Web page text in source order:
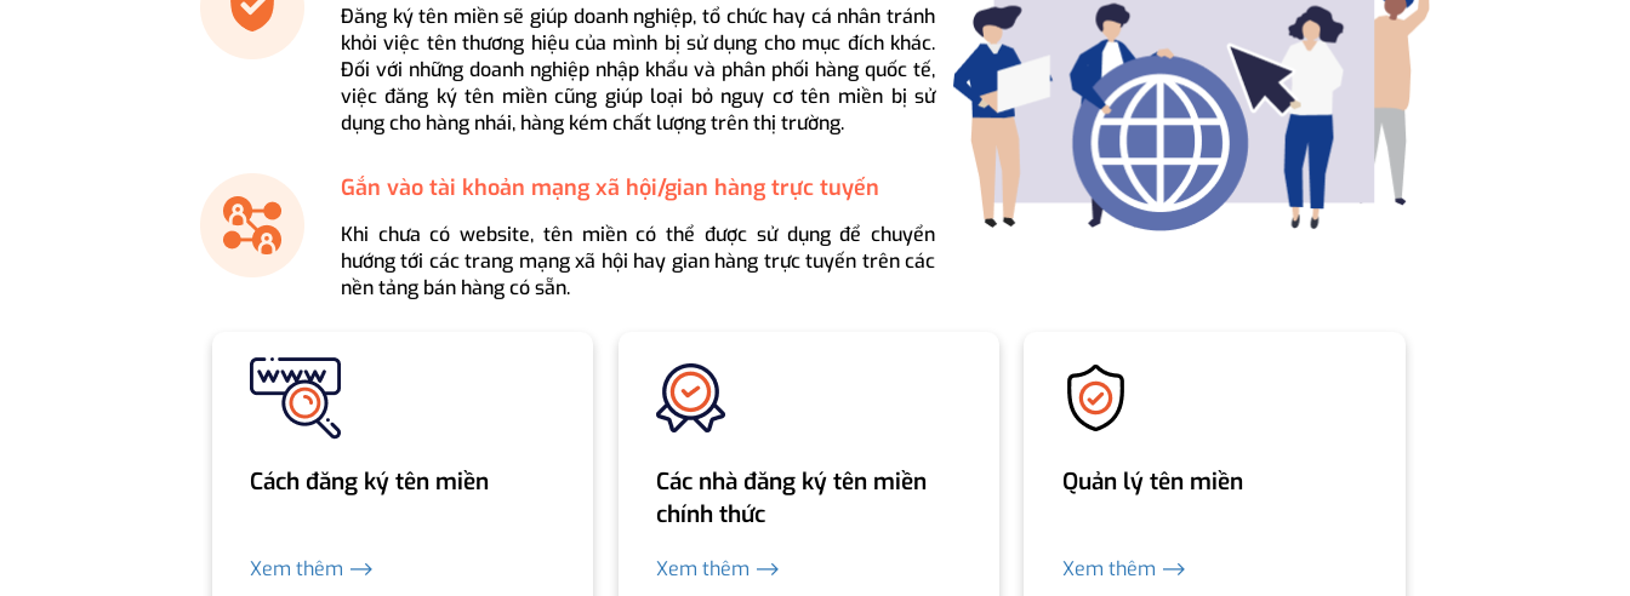
Đăng ký tên miền sẽ giúp doanh nghiệp, tổ chức hay cá nhân tránh
khỏi việc tên thương hiệu của mình bị sử dụng cho mục đích khác.
Đối với những doanh nghiệp nhập khẩu và phân phối hàng quốc tế,
việc đăng ký tên miền cũng giúp loại bỏ nguy cơ tên miền bị sử
dụng cho hàng nhái, hàng kém chất lượng trên thị trường.
Gắn vào tài khoản mạng xã hội/gian hàng trực tuyến
Khi chưa có website, tên miền có thể được sử dụng để chuyển
hướng tới các trang mạng xã hội hay gian hàng trực tuyến trên các
nền tảng bán hàng có sẵn.
Cách đăng ký tên miền
Xem thêm ⟶
Các nhà đăng ký tên miền
chính thức
Xem thêm ⟶
Quản lý tên miền
Xem thêm ⟶